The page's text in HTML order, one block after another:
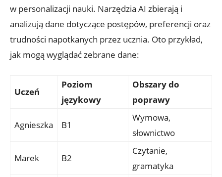
w personalizacji nauki.⁤ Narzędzia ⁤AI ​zbierają i
analizują dane dotyczące postępów, preferencji oraz
trudności napotkanych⁢ przez ucznia. Oto przykład,
jak ⁤mogą wyglądać zebrane dane:
Uczeń
Poziom
⁢językowy
Obszary do
poprawy
Agnieszka B1
Wymowa,
słownictwo
Marek B2
Czytanie,
gramatyka